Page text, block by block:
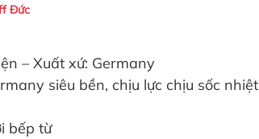
Đức
– Xuất xứ: Germany
siêu bền, chịu lực chịu sốc nhiệt
bếp từ